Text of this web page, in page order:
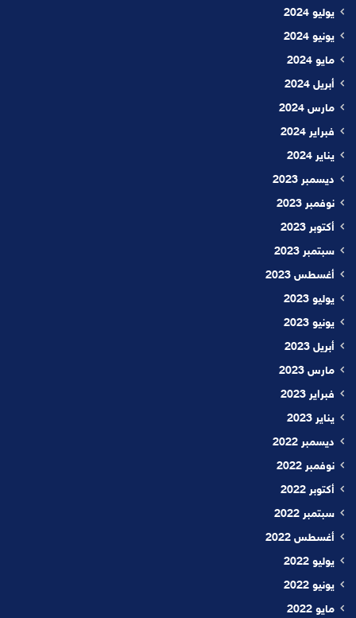
يوليو 2024
يونيو 2024
مايو 2024
أبريل 2024
مارس 2024
فبراير 2024
يناير 2024
ديسمبر 2023
نوفمبر 2023
أكتوبر 2023
سبتمبر 2023
أغسطس 2023
يوليو 2023
يونيو 2023
أبريل 2023
مارس 2023
فبراير 2023
يناير 2023
ديسمبر 2022
نوفمبر 2022
أكتوبر 2022
سبتمبر 2022
أغسطس 2022
يوليو 2022
يونيو 2022
مايو 2022